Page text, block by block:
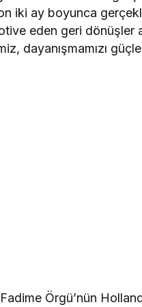
iki ay boyunca
eden geri dönüşler
dayanışmamızı
Örgü’nün